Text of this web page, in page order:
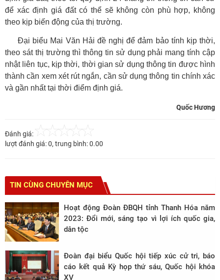
để xác định giá đất có thể sẽ không còn phù hợp, không
theo kịp biến động của thị trường.
Đại biểu Mai Văn Hải đề nghị để đảm bảo tính kịp thời,
theo sát thị trường thì thông tin sử dụng phải mang tính cập
nhật liên tục, kịp thời, thời gian sử dụng thông tin được hình
thành cần xem xét rút ngắn, cần sử dụng thông tin chính xác
và gần nhất tại thời điểm định giá.
Quốc Hương
Đánh giá:
lượt đánh giá:0, trung bình:0.00
TIN CÙNG CHUYÊN MỤC
Hoạt động Đoàn ĐBQH tỉnh Thanh Hóa năm
2023: Đổi mới, sáng tạo vì lợi ích quốc gia,
dân tộc
Đoàn đại biểu Quốc hội tiếp xúc cử tri, báo
cáo kết quả Kỳ họp thứ sáu, Quốc hội khóa
XV